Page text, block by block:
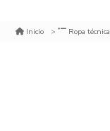
Inicio Ropa técnica